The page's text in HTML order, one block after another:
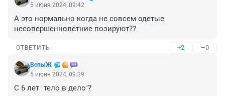
5 июня 2024, 09:42
А это нормально когда не совсем одетые
несовершеннолетние позируют??
ОТВЕТИТЬ +2 –0
ВспыЖ
5 июня 2024, 09:39
С 6 лет "тело в дело"?